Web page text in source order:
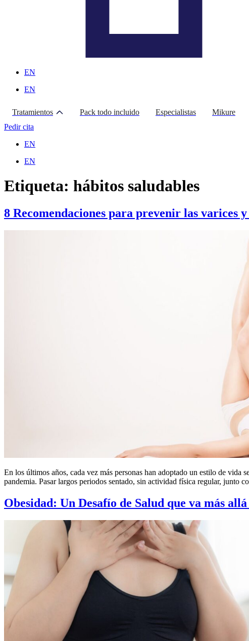
EN
EN
Tratamientos Abrir Tratamientos
Pack todo incluido Especialistas Mikure
Pedir cita
EN
EN
Etiqueta: hábitos saludables
8 Recomendaciones para prevenir las varices
En los últimos años, cada vez más personas han adoptado un estilo de vida
pandemia. Pasar largos periodos sentado, sin actividad física regular, junto
Obesidad: Un Desafío de Salud que va más